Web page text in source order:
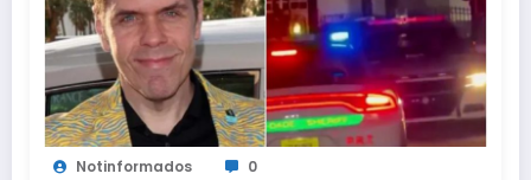
Notinformados 0